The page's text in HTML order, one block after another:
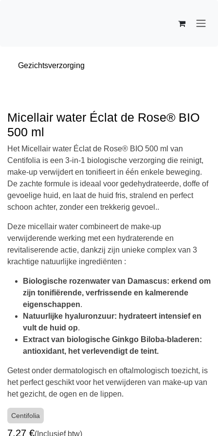
Gezichtsverzorging
Micellair water Éclat de Rose® BIO
500 ml
Het Micellair water Éclat de Rose® BIO 500 ml van
Centifolia is een 3-in-1 biologische verzorging die
reinigt, make-up verwijdert en tonifieert in één enkele
beweging. De zachte formule is ideaal voor
gedehydrateerde, doffe of gevoelige huid, en laat de
huid fris, stralend en perfect schoon achter, zonder een
Deze micellair water combineert de make-up
verwijderende werking met een hydraterende en
revitaliserende actie, dankzij zijn unieke complex van 3
Biologische rozenwater van Damascus: erkend
om zijn tonifiërende, verfrissende en
kalmerende eigenschappen.
Natuurlijke hyaluronzuur: hydrateert intensief
en vult de huid op.
Extract van biologische Ginkgo Biloba-bladeren:
Getest onder dermatologisch en oftalmologisch
toezicht, is het perfect geschikt voor het verwijderen
van make-up van het gezicht, de ogen en de lippen.
Centifolia